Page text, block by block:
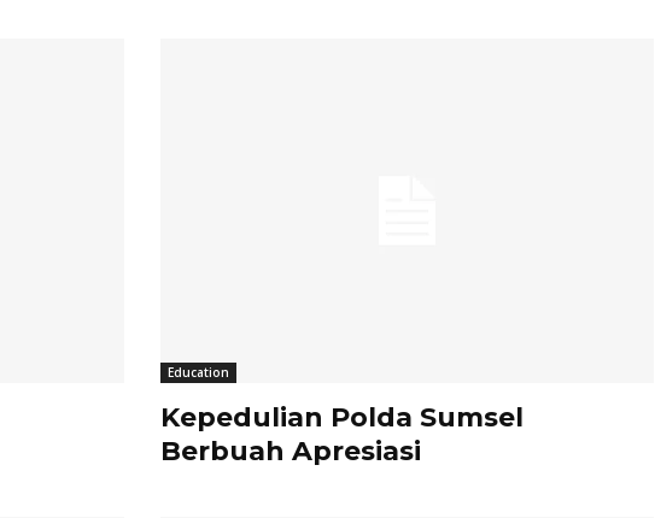
Education
Kepedulian Polda Sumsel
Berbuah Apresiasi